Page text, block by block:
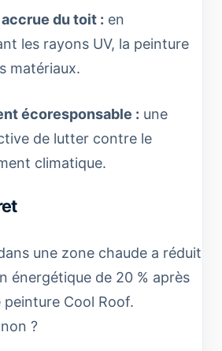
du toit : en
les rayons UV, la peinture
matériaux.
écoresponsable : une
de lutter contre le
climatique.
une zone chaude a réduit
énergétique de 20 % après
peinture Cool Roof.
?